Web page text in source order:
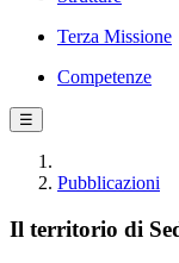
Terza Missione
Competenze
☰
Pubblicazioni
Il territorio di